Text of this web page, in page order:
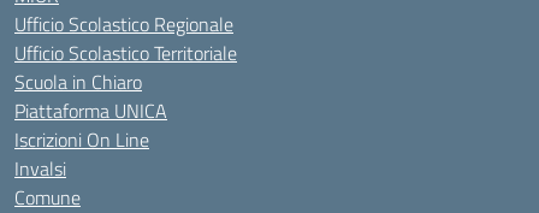
Ufficio Scolastico Regionale
Ufficio Scolastico Territoriale
Scuola in Chiaro
Piattaforma UNICA
Iscrizioni On Line
Invalsi
Comune